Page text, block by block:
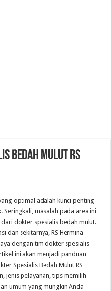
Bedah Mulut RS
optimal adalah kunci penting
Seringkali, masalah pada area ini
dokter spesialis bedah mulut.
dan sekitarnya, RS Hermina
dengan tim dokter spesialis
ini akan menjadi panduan
Spesialis Bedah Mulut RS
jenis pelayanan, tips memilih
umum yang mungkin Anda